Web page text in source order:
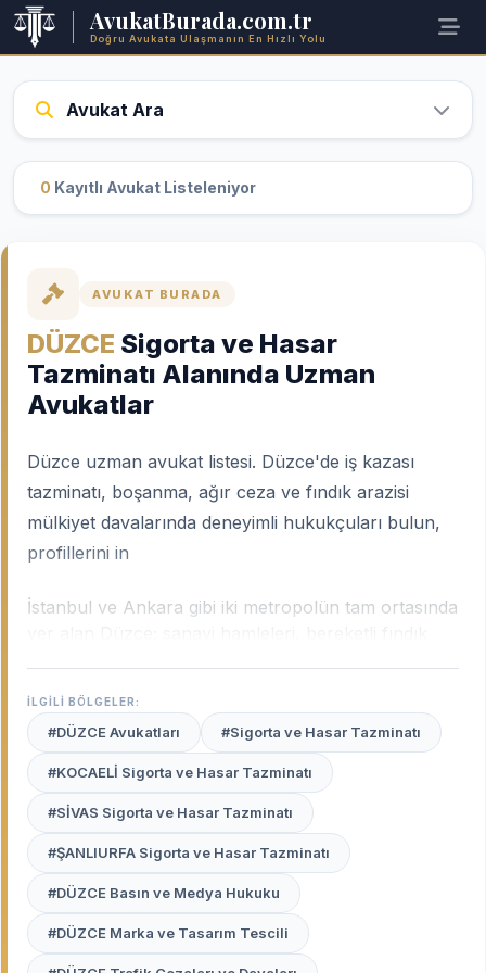
AvukatBurada.com.tr
Doğru Avukata Ulaşmanın En Hızlı Yolu
Avukat Ara
0 Kayıtlı Avukat Listeleniyor
AVUKAT BURADA
DÜZCE Sigorta ve Hasar
Tazminatı Alanında Uzman
Avukatlar
Düzce uzman avukat listesi. Düzce'de iş kazası
tazminatı, boşanma, ağır ceza ve fındık arazisi
mülkiyet davalarında deneyimli hukukçuları bulun,
profillerini in
İstanbul ve Ankara gibi iki metropolün tam ortasında
ve otomotiv yan sanayisindeki iş hukuku
uyuşmazlıklarından tarımsal arazi ihtilaflarına, lojistik
kaynaklı trafik kazalarından aile hukukuna kadar
geniş bir sahada uzmanlık gerektirir.
avukatları, şehrin bu hızlı gelişimini, yerel yönetim
pratiklerini ve Düzce Adliyesi’ndeki yargı işleyişini en
iyi bilen profesyonellerdir.
Avukat Burada
platformu, Düzce merkezden
Akçakoca sahillerine, fındık merkezi olan ilçelerden
sanayi bölgelerine kadar her noktadaki tecrübeli
İLGİLİ BÖLGELER:
#DÜZCE Avukatları #Sigorta ve Hasar Tazminatı
#KOCAELİ Sigorta ve Hasar Tazminatı
#SİVAS Sigorta ve Hasar Tazminatı
#ŞANLIURFA Sigorta ve Hasar Tazminatı
#DÜZCE Basın ve Medya Hukuku
#DÜZCE Marka ve Tasarım Tescili